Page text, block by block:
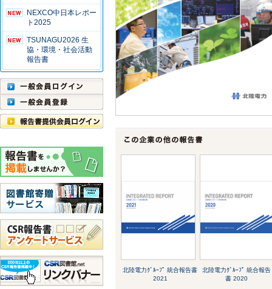
NEXCO中日本レポー
ト2025
TSUNAGU2026 生
協・環境・社会活動
報告書
北陸電力ｸﾞﾙｰﾌﾟ 統合報告書
2021
北陸電力ｸﾞﾙｰﾌﾟ 統合報告
書 2020